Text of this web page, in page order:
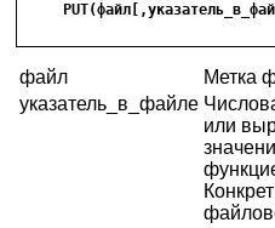
файл
Метка
указатель_в_файле
или